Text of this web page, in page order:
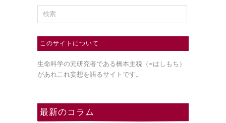
このサイトについて
生命科学の元研究者である橋本主税（=はしもち）
があれこれ妄想を語るサイトです。
最新のコラム